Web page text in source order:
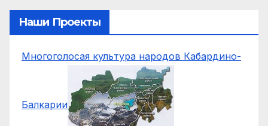
Telegram
Наши Проекты
Многоголосая культура народов Кабардино-